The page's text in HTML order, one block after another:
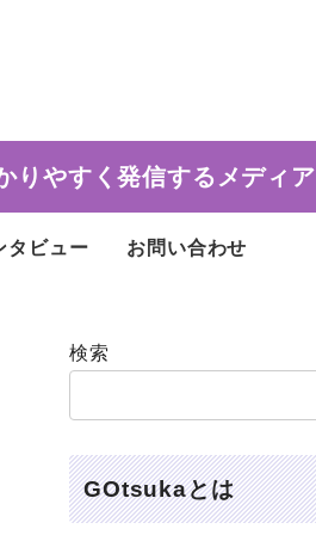
りやすく発信するメディア
タビュー お問い合わせ
検索
GOtsukaとは